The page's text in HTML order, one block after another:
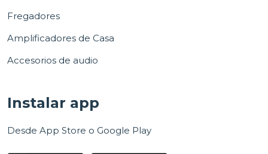
Fregadores
Amplificadores de Casa
Accesorios de audio
Instalar app
Desde App Store o Google Play